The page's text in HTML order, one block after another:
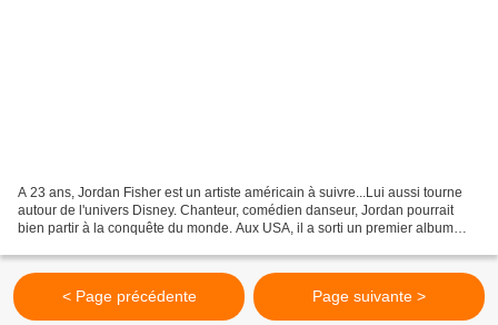
A 23 ans, Jordan Fisher est un artiste américain à suivre...Lui aussi tourne
autour de l'univers Disney. Chanteur, comédien danseur, Jordan pourrait
bien partir à la conquête du monde. Aux USA, il a sorti un premier album
< Page précédente Page suivante >